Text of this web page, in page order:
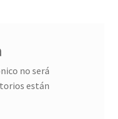
no será
están